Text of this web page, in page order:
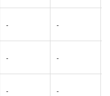
- -
- -
- -